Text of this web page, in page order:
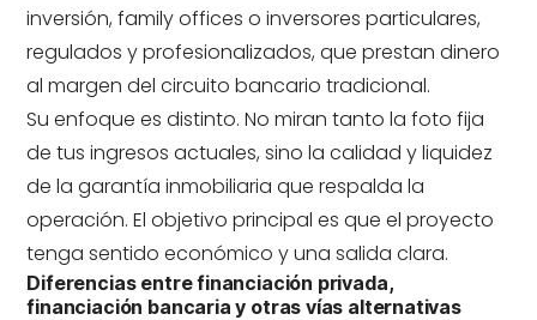
inversión,family offices o inversores particulares,
regulados y profesionalizados, que prestan dinero
al margen del circuito bancario tradicional.
Su enfoque es distinto. No miran tanto la foto fija
de tus ingresos actuales, sino la calidad y liquidez
de la garantía inmobiliaria que respalda la
operación. El objetivo principal es que el proyecto
tenga sentido económico y una salida clara.
Diferencias entre financiación privada,
financiación bancaria y otras vías alternativas